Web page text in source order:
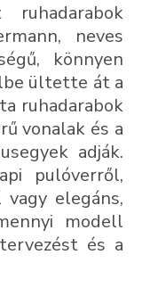
neves
könnyen
ültette át a
ruhadarabok
vonalak és a
adják.
pulóverről,
vagy elegáns,
modell
és a